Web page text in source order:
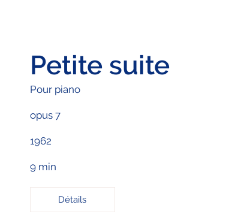
Petite suite
Pour piano
opus 7
1962
9 min
Détails